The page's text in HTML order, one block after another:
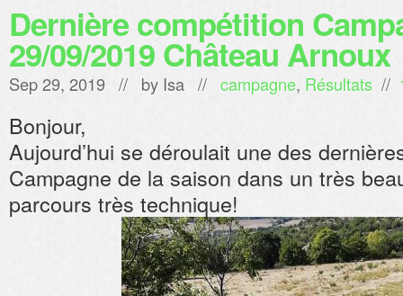
Dernière compétition
29/09/2019 Château Arnoux
Sep 29, 2019 // by Isa // campagne, Résultats //
Bonjour,
Aujourd’hui se déroulait une des
Campagne de la saison dans un très
parcours très technique!